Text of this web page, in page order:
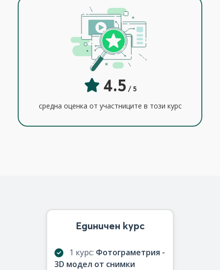
4.5 / 5
средна оценка от участниците в този курс
Единичен курс
1 курс: Фотограметрия -
3D модел от снимки